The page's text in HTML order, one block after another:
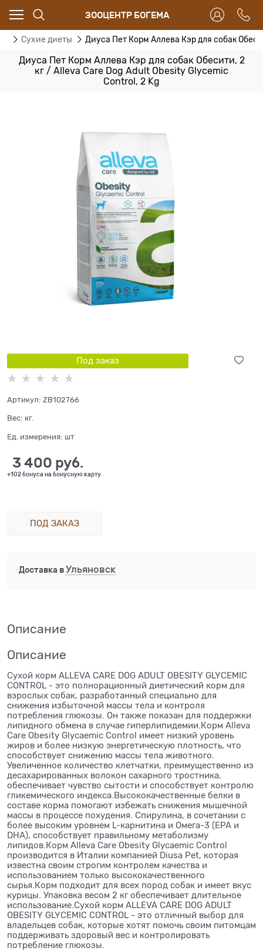
ЗООЦЕНТР БОГЕМА
Сухие диеты Диуса Пет Корм Аллева Кэр для собак
Диуса Пет Корм Аллева Кэр для собак Обесити, 2
кг / Alleva Care Dog Adult Obesity Glycemic
Control, 2 Kg
Под заказ
Артикул: ZB102766
Вес: кг.
Ед. измерения: шт
3 400 руб.
+102 бонуса на бонусную карту
ПОД ЗАКАЗ
Доставка вУльяновск
Описание
Описание
Сухой корм ALLEVA CARE DOG ADULT OBESITY GLYCEMIC
CONTROL - это полнорационный диетический корм для
взрослых собак, разработанный специально для
снижения избыточной массы тела и контроля
потребления глюкозы. Он также показан для поддержки
липидного обмена в случае гиперлипидемии.Корм Alleva
Care Obesity Glycaemic Control имеет низкий уровень
жиров и более низкую энергетическую плотность, что
способствует снижению массы тела животного.
Увеличенное количество клетчатки, преимущественно из
десахарированных волокон сахарного тростника,
обеспечивает чувство сытости и способствует контролю
гликемического индекса.Высококачественные белки в
составе корма помогают избежать снижения мышечной
массы в процессе похудения. Спирулина, в сочетании с
более высоким уровнем L-карнитина и Омега-3 (EPA и
DHA), способствует правильному метаболизму
липидов.Корм Alleva Care Obesity Glycaemic Control
производится в Италии компанией Diusa Pet, которая
известна своим строгим контролем качества и
использованием только высококачественного
сырья.Корм подходит для всех пород собак и имеет вкус
курицы. Упаковка весом 2 кг обеспечивает длительное
использование.Сухой корм ALLEVA CARE DOG ADULT
OBESITY GLYCEMIC CONTROL - это отличный выбор для
владельцев собак, которые хотят помочь своим питомцам
поддерживать здоровый вес и контролировать
потребление глюкозы.